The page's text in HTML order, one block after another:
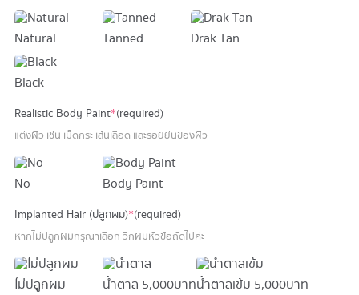
Natural Tanned Drak Tan
Black
Realistic Body Paint*(required)
แต่งผิว เช่น เม็ดกระ เส้นเลือด และรอยย่นของผิว
No Body Paint
Implanted Hair (ปลูกผม)*(required)
หากไม่ปลูกผมกรุณาเลือก วิกผมหัวข้อถัดไปค่ะ
ไม่ปลูกผม น้ำตาล 5,000 บาทน้ำตาลเข้ม 5,000 บาท